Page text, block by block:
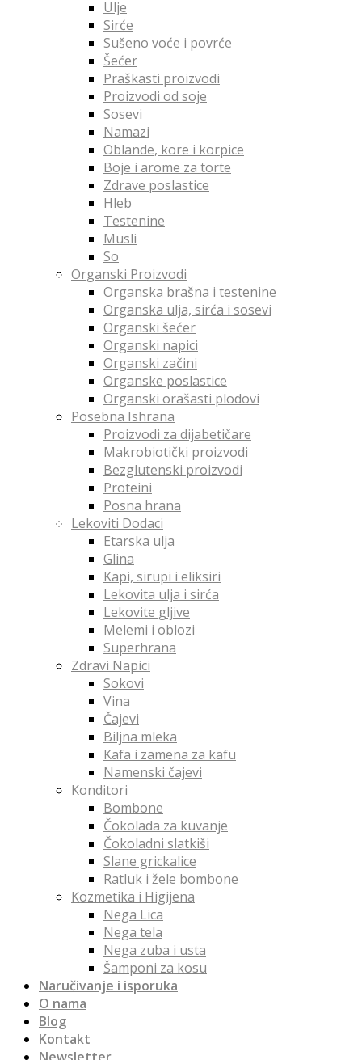
Ulje
Sirće
Sušeno voće i povrće
Šećer
Praškasti proizvodi
Proizvodi od soje
Sosevi
Namazi
Oblande, kore i korpice
Boje i arome za torte
Zdrave poslastice
Hleb
Testenine
Musli
So
Organski Proizvodi
Organska brašna i testenine
Organska ulja, sirća i sosevi
Organski šećer
Organski napici
Organski začini
Organske poslastice
Organski orašasti plodovi
Posebna Ishrana
Proizvodi za dijabetičare
Makrobiotički proizvodi
Bezglutenski proizvodi
Proteini
Posna hrana
Lekoviti Dodaci
Etarska ulja
Glina
Kapi, sirupi i eliksiri
Lekovita ulja i sirća
Lekovite gljive
Melemi i oblozi
Superhrana
Zdravi Napici
Sokovi
Vina
Čajevi
Biljna mleka
Kafa i zamena za kafu
Namenski čajevi
Konditori
Bombone
Čokolada za kuvanje
Čokoladni slatkiši
Slane grickalice
Ratluk i žele bombone
Kozmetika i Higijena
Nega Lica
Nega tela
Nega zuba i usta
Šamponi za kosu
Naručivanje i isporuka
O nama
Blog
Kontakt